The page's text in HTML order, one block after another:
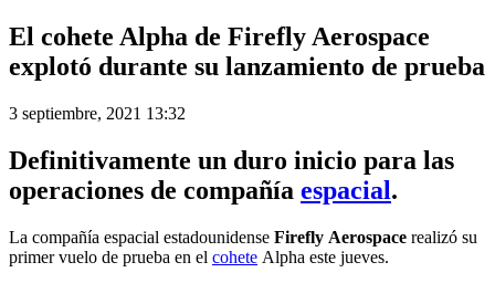
El cohete Alpha de Firefly Aerospace
explotó durante su lanzamiento de prueba
3 septiembre, 2021 13:32
Definitivamente un duro inicio para las
operaciones de compañía espacial.
La compañía espacial estadounidense Firefly Aerospace realizó su
primer vuelo de prueba en el cohete Alpha este jueves.